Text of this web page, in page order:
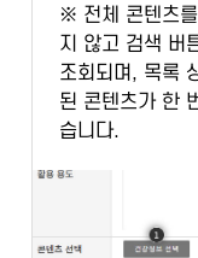
※ 전체 콘텐츠
지 않고 검색 버
조회되며, 목록
된 콘텐츠가 한
습니다.